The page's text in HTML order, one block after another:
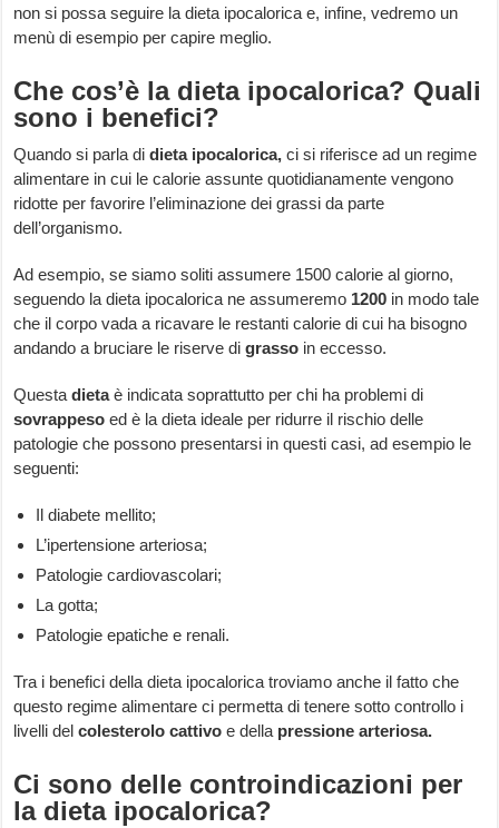
non si possa seguire la dieta ipocalorica e, infine, vedremo un
menù di esempio per capire meglio.
Che cos’è la dieta ipocalorica? Quali
sono i benefici?
Quando si parla didieta ipocalorica,ci si riferisce ad un regime
alimentare in cui le calorie assunte quotidianamente vengono
ridotte per favorire l’eliminazione dei grassi da parte
dell’organismo.
Ad esempio, se siamo soliti assumere 1500 calorie al giorno,
seguendo la dieta ipocalorica ne assumeremo 1200 in modo tale
che il corpo vada a ricavare le restanti calorie di cui ha bisogno
andando a bruciare le riserve digrasso in eccesso.
Questadietaè indicata soprattutto per chi ha problemi di
sovrappesoed è la dieta ideale per ridurre il rischio delle
patologie che possono presentarsi in questi casi, ad esempio le
seguenti:
Il diabete mellito;
L’ipertensione arteriosa;
Patologie cardiovascolari;
La gotta;
Patologie epatiche e renali.
Tra i benefici della dieta ipocalorica troviamo anche il fatto che
questo regime alimentare ci permetta di tenere sotto controllo i
livelli delcolesterolo cattivoe della pressione arteriosa.
Ci sono delle controindicazioni per
la dieta ipocalorica?